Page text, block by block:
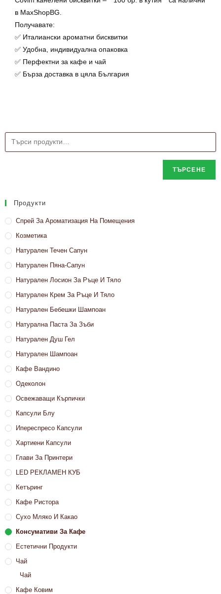
ТЪРСЕНЕ
Продукти
Спрей За Ароматизация На Помещения
Козметика
Натурален Течен Сапун
Натурален Пяна-Сапун
Натурален Лосион За Ръце И Тяло
Натурален Крем За Ръце И Тяло
Натурален Бебешки Шампоан
Натурална Паста За Зъби
Натурален Душ Гел
Натурален Шампоан
Кафе Вандино
Одеколон
Освежаващи Кърпички
Капсули Блу
Ипереспресо Капсули
Хартиени Капсули
Глави За Принтери
LED РЕКЛАМЕН КУБ
Кетъринг
Кафе Ристора
Сухо Мляко И Какао
Консумативи За Кафе
Естетични Продукти
Чай
Чай
Кафе Ковим
в MaxShopBG.
Получавате:
✅ Италиански ароматни бисквитки
✅ Удобна, индивидуална опаковка
✅ Перфектни за кафе и чай
✅ Бърза доставка в цяла България